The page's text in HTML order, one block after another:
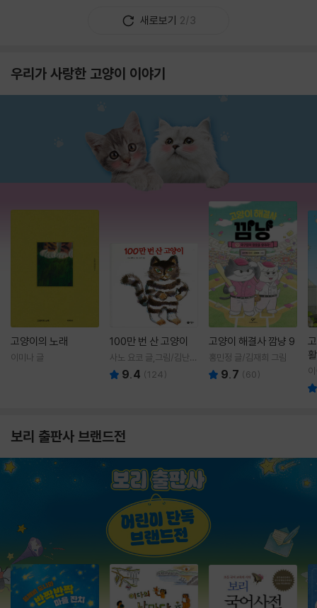
새로보기 2/3
우리가 사랑한 고양이 이야기
고양이의 노래
이미나 글
100만 번 산 고양이
사노 요코 글,그림/김난주
역 9.4 (124)
고양이 해결사 깜냥 9
홍민정 글/김재희 그림
9.7 (60)
보리 출판사 브랜드전